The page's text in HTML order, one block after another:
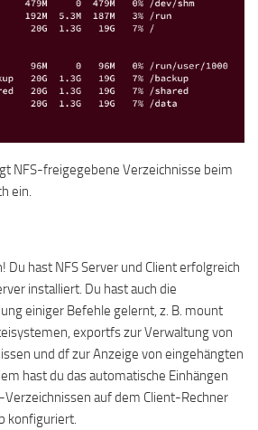
NFS-freigegebene Verzeichnisse beim
ein.
Du hast NFS Server und Client erfolgreich
installiert. Du hast auch die
einiger Befehle gelernt, z. B. mount
exportfs zur Verwaltung von
und df zur Anzeige von eingehängten
hast du das automatische Einhängen
auf dem Client-Rechner
konfiguriert.